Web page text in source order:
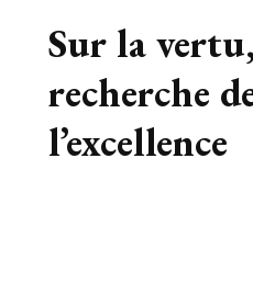
Sur la
recherche
l’excellence